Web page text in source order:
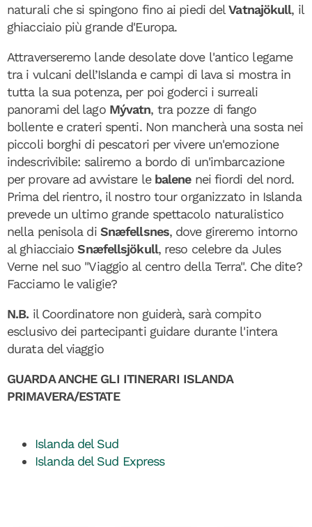
naturali che si spingono fino ai piedi delVatnajökull, il
ghiacciaio più grande d'Europa.
Attraverseremo lande desolate dove l'antico legame
tra i vulcani dell’Islanda e campi di lava si mostra in
tutta la sua potenza, per poi goderci i surreali
panorami del lago Mývatn, tra pozze di fango
bollente e crateri spenti. Non mancherà una sosta nei
piccoli borghi di pescatori per vivere un'emozione
indescrivibile: saliremo a bordo di un'imbarcazione
per provare ad avvistare le balene nei fiordi del nord.
Prima del rientro, il nostro tour organizzato in Islanda
prevede un ultimo grande spettacolo naturalistico
nella penisola di Snæfellsnes, dove gireremo intorno
al ghiacciaioSnæfellsjökull, reso celebre da Jules
Verne nel suo "Viaggio al centro della Terra". Che dite?
Facciamo le valigie?
N.B. il Coordinatore non guiderà, sarà compito
esclusivo dei partecipanti guidare durante l'intera
durata del viaggio
GUARDA ANCHE GLI ITINERARI ISLANDA
PRIMAVERA/ESTATE
Islanda del Sud
Islanda del Sud Express